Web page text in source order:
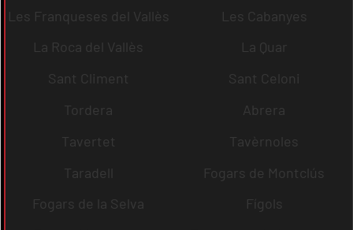
Les Franqueses del Vallès
Les Cabanyes
La Roca del Vallès
La Quar
Sant Climent
Sant Celoni
Tordera
Abrera
Tavertet
Tavèrnoles
Taradell
Fogars de Montclús
Fogars de la Selva
Fígols